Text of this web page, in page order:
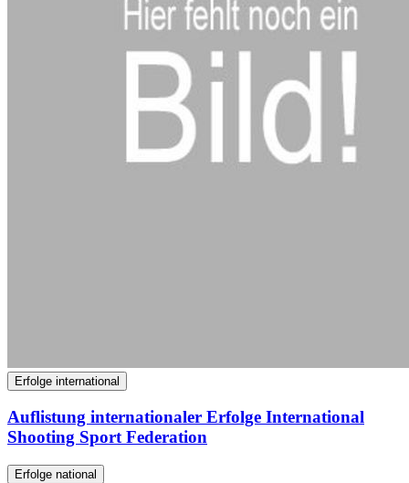
Erfolge international
Auflistung internationaler Erfolge International
Shooting Sport Federation
Erfolge national